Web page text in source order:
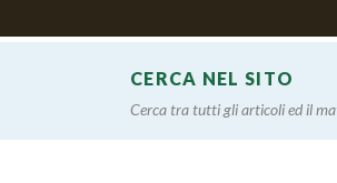
CERCA NEL SITO
Cerca tra tutti gli articoli ed il